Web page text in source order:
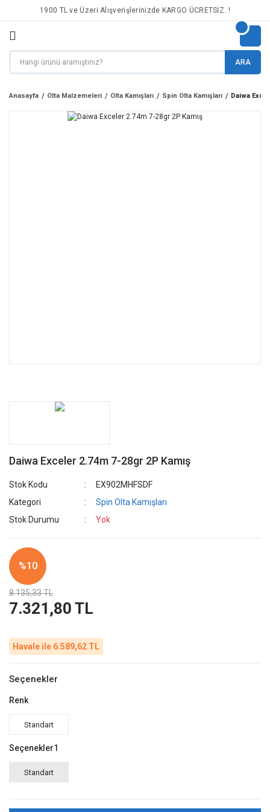
1900 TL ve Üzeri Alışverişlerinizde KARGO ÜCRETSİZ..!
ARA
Anasayfa Olta Malzemeleri Olta Kamışları Spin Olta Kamışları Daiwa
Daiwa Exceler 2.74m 7-28gr 2P Kamış
Stok Kodu
EX902MHFSDF
Kategori
Spin Olta Kamışları
Stok Durumu
Yok
%10
8.135,33 TL
7.321,80 TL
Havale ile 6.589,62 TL
Seçenekler
Renk
Standart
Seçenekler1
Standart